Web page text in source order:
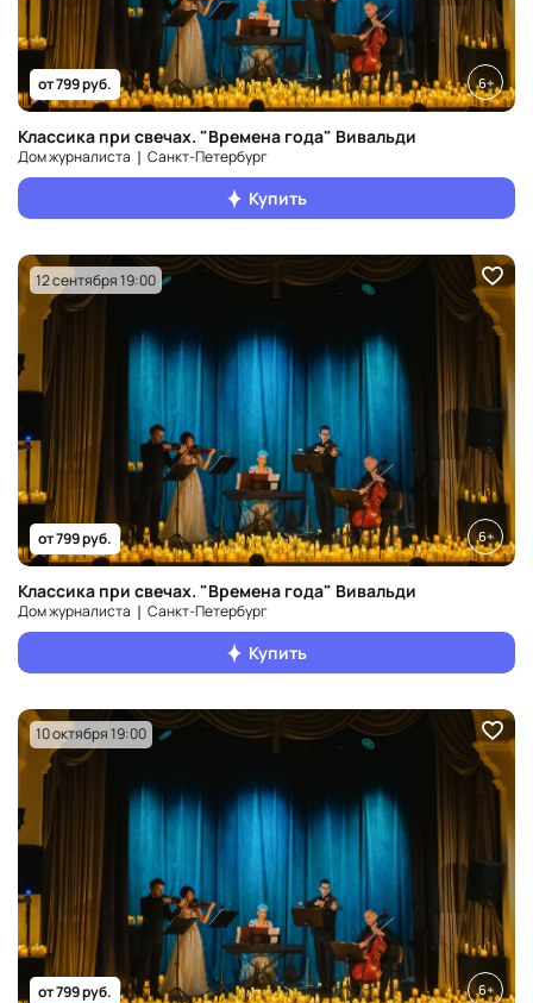
от 799 руб. 6+
Классика при свечах. "Времена года" Вивальди
Дом журналиста ❘ Санкт‑Петербург
Купить
12 сентября 19:00
от 799 руб. 6+
Классика при свечах. "Времена года" Вивальди
Дом журналиста ❘ Санкт‑Петербург
Купить
10 октября 19:00
от 799 руб. 6+